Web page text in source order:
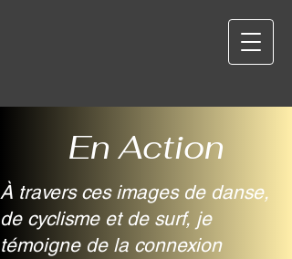
En Action
À travers ces images de danse,
de cyclisme et de surf, je
témoigne de la connexion